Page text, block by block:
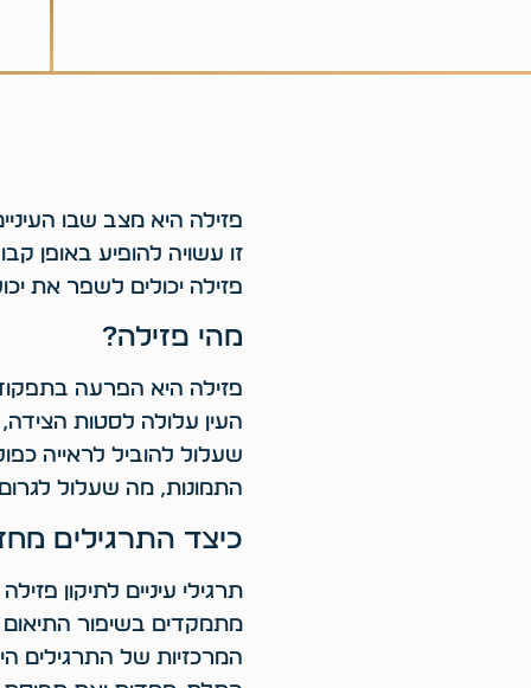
פזילה היא מצב שבו
זו עשויה להופיע באופן
פזילה יכולים לשפר את
מהי פזילה?
פזילה היא הפרעה
העין עלולה לסטות
שעלול להוביל לראייה
התמונות, מה שעלול
כיצד התרגילים
תרגילי עיניים לתיקון
מתמקדים בשיפור התיאום
המרכזיות של התרגילים